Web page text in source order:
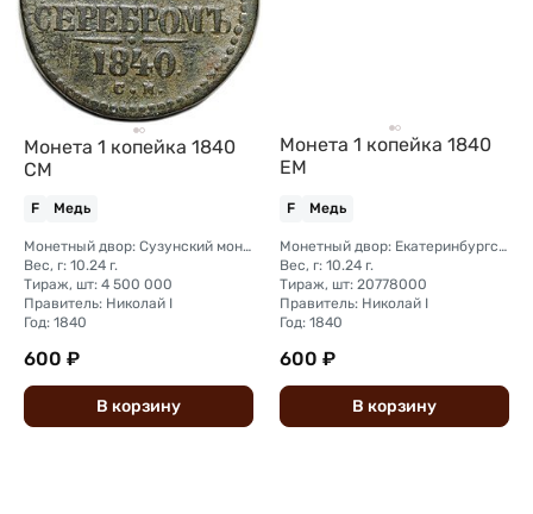
Монета 1 копейка 1840
СМ
F Медь
Монетный двор: Сузунский монетный двор (Сибирь)
Вес, г: 10.24 г.
Тираж, шт: 4 500 000
Правитель: Николай I
Год: 1840
600 ₽
В корзину
Монета 1 копейка 1840
ЕМ
F Медь
Монетный двор: Екатеринбургский монетный двор
Вес, г: 10.24 г.
Тираж, шт: 20778000
Правитель: Николай I
Год: 1840
600 ₽
В корзину